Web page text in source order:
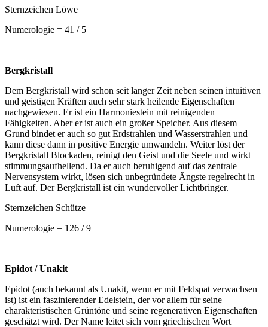
Sternzeichen Löwe
Numerologie = 41 / 5
Bergkristall
Dem Bergkristall wird schon seit langer Zeit neben seinen intuitiven
und geistigen Kräften auch sehr stark heilende Eigenschaften
nachgewiesen. Er ist ein Harmoniestein mit reinigenden
Fähigkeiten. Aber er ist auch ein großer Speicher. Aus diesem
Grund bindet er auch so gut Erdstrahlen und Wasserstrahlen und
kann diese dann in positive Energie umwandeln. Weiter löst der
Bergkristall Blockaden, reinigt den Geist und die Seele und wirkt
stimmungsaufhellend. Da er auch beruhigend auf das zentrale
Nervensystem wirkt, lösen sich unbegründete Ängste regelrecht in
Luft auf. Der Bergkristall ist ein wundervoller Lichtbringer.
Sternzeichen Schütze
Numerologie = 126 / 9
Epidot / Unakit
Epidot (auch bekannt als Unakit, wenn er mit Feldspat verwachsen
ist) ist ein faszinierender Edelstein, der vor allem für seine
charakteristischen Grüntöne und seine regenerativen Eigenschaften
geschätzt wird. Der Name leitet sich vom griechischen Wort